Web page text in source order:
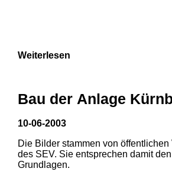
3
Weiterlesen
Bau der Anlage
10-06-2003
Die Bilder stammen von öffentlichen
des SEV. Sie entsprechen damit
Grundlagen.